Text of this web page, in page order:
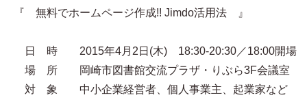
『 無料でホームページ作成!! Jimdo活用法 』
日 時 2015年4月2日(木) 18:30-20:30／18:00開場
場 所 岡崎市図書館交流プラザ・りぶら3F会議室
対 象 中小企業経営者、個人事業主、起業家など